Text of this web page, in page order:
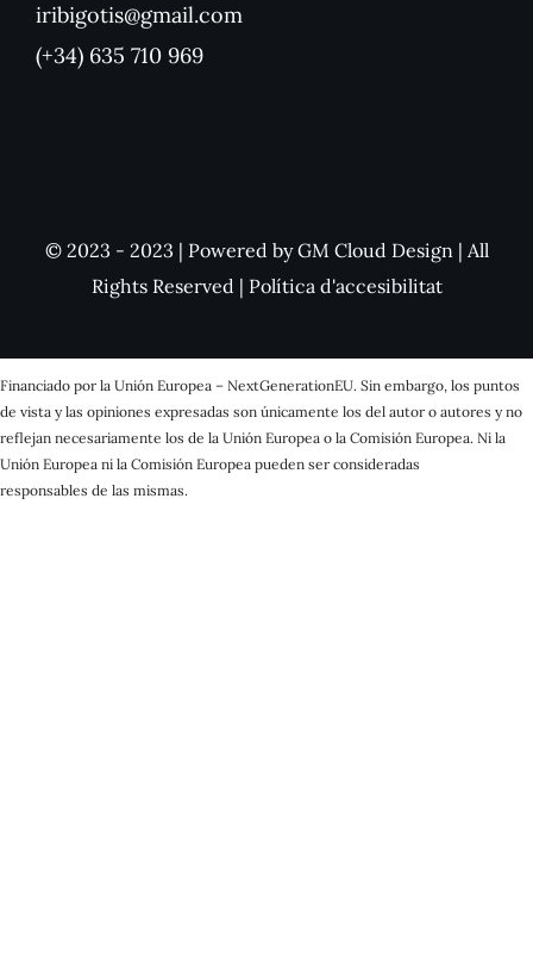
iribigotis@gmail.com
(+34) 635 710 969
© 2023 - 2023 | Powered byGM Cloud Design | All
Rights Reserved | Política d'accesibilitat
Financiado por la Unión Europea – NextGenerationEU. Sin embargo, los puntos
de vista y las opiniones expresadas son únicamente los del autor o autores y no
reflejan necesariamente los de la Unión Europea o la Comisión Europea. Ni la
Unión Europea ni la Comisión Europea pueden ser consideradas
responsables de las mismas.